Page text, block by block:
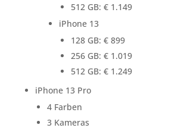
512 GB: € 1.149
iPhone 13
128 GB: € 899
256 GB: € 1.019
512 GB: € 1.249
iPhone 13 Pro
4 Farben
3 Kameras